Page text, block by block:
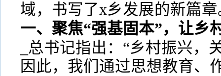
域，书写了x乡发展的新篇章
一、聚焦“强基固本”，让乡
_总书记指出：“乡村振兴，
因此，我们通过思想教育、